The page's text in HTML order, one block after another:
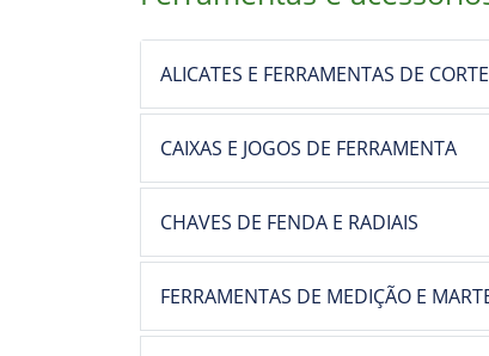
ALICATES E FERRAMENTAS DE CORTE
CAIXAS E JOGOS DE FERRAMENTA
CHAVES DE FENDA E RADIAIS
FERRAMENTAS DE MEDIÇÃO E